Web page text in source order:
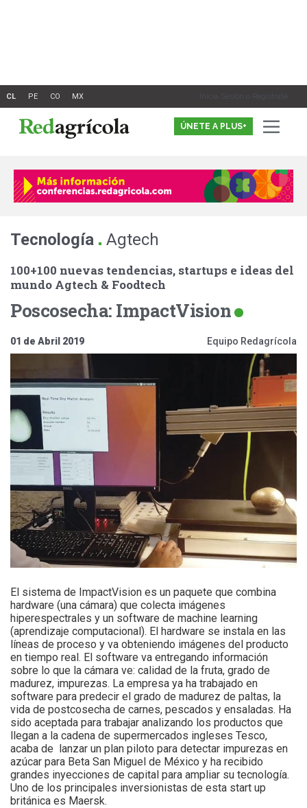
Inicia Sesión o Registrate
ÚNETE A PLUS+
Tecnología . Agtech
100+100 nuevas tendencias, startups e ideas del
mundo Agtech & Foodtech
Poscosecha: ImpactVision
01 de Abril 2019 Equipo Redagrícola
El sistema de ImpactVision es un paquete que combina
hardware (una cámara) que colecta imágenes
hiperespectrales y un software de machine learning
(aprendizaje computacional). El hardware se instala en las
líneas de proceso y va obteniendo imágenes del producto
en tiempo real. El software va entregando información
sobre lo que la cámara ve: calidad de la fruta, grado de
madurez, impurezas. La empresa ya ha trabajado en
software para predecir el grado de madurez de paltas, la
vida de postcosecha de carnes, pescados y ensaladas. Ha
sido aceptada para trabajar analizando los productos que
llegan a la cadena de supermercados ingleses Tesco,
acaba de lanzar un plan piloto para detectar impurezas en
azúcar para Beta San Miguel de México y ha recibido
grandes inyecciones de capital para ampliar su tecnología.
Uno de los principales inversionistas de esta start up
británica es Maersk.